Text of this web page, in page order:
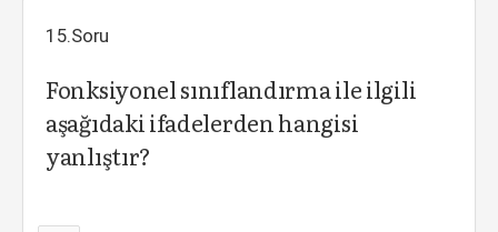
15.Soru
Fonksiyonel sınıflandırma ile ilgili
aşağıdaki ifadelerden hangisi
yanlıştır?